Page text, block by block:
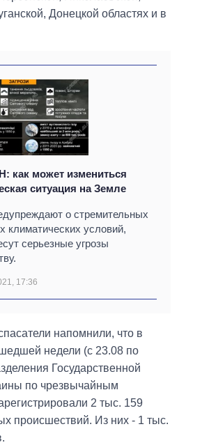
Донецкой областях и в
как может измениться
ситуация на Земле
о стремительных
климатических условий,
серьезные угрозы
17:36
напомнили, что в
недели (с 23.08 по
Государственной
по чрезвычайным
2 тыс. 159
происшествий. Из них - 1 тыс.